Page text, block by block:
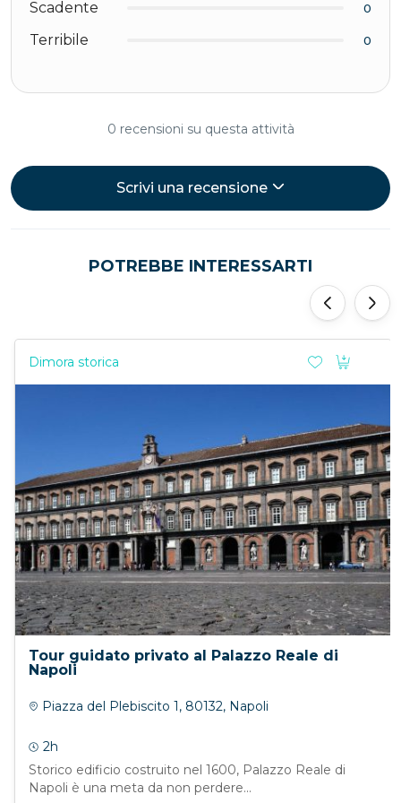
Guerra Mondiale e ha permesso il prolungamento
di Via Caracciolo fino a largo Sermoneta: prima
diventata una strada più interna.
Scadente 0
Terribile 0
0 recensioni su questa attività
Scrivi una recensione
POTREBBE INTERESSARTI
Dimora storica
Tour guidato privato al Palazzo Reale di
Napoli
Piazza del Plebiscito 1, 80132, Napoli
2h
Storico edificio costruito nel 1600, Palazzo Reale di
Napoli è una meta da non perdere...
‹ ›